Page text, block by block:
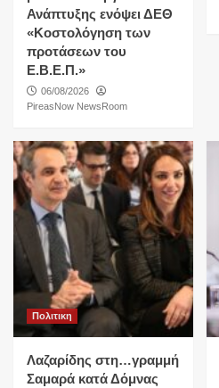
Ανάπτυξης ενόψει ΔΕΘ
«Κοστολόγηση των
προτάσεων του
Ε.Β.Ε.Π.»
06/08/2026
PireasNow NewsRoom
Πολιτικη
Λαζαρίδης στη…γραμμή
Σαμαρά κατά Δόμνας